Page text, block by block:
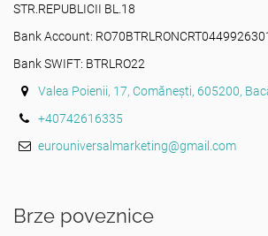
STR.REPUBLICII BL.18
Bank Account:
Bank SWIFT: BTRLRO22
Valea Poienii, 17, Comănești, 605200,
+40742616335
eurouniversalmarketing@gmail.com
Brze poveznice